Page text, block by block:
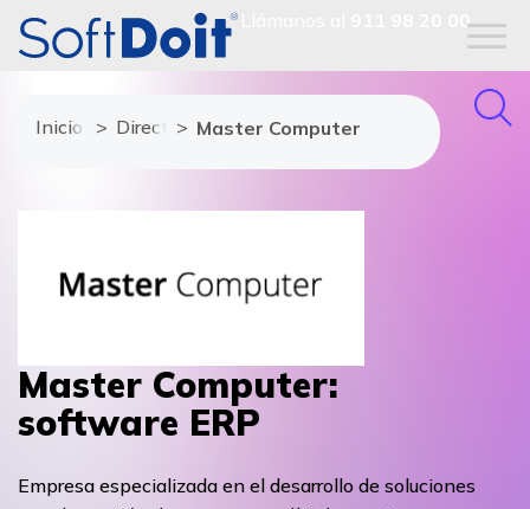
911 98 20 00
Inicio Directorio de proveedores
Master Computer
Master Computer:
software ERP
Empresa especializada en el desarrollo de soluciones